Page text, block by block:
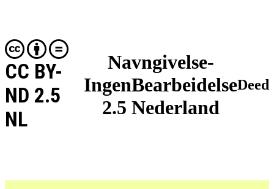
Navngivelse-
IngenBearbeidelse
2.5 Nederland
CC BY-
ND 2.5
NL
Deed